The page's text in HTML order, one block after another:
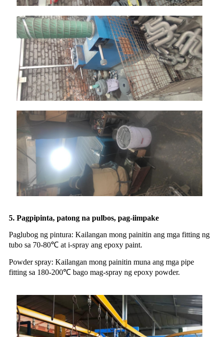
5. Pagpipinta, patong na pulbos, pag-iimpake
Paglubog ng pintura: Kailangan mong painitin ang mga fitting ng
tubo sa 70-80℃ at i-spray ang epoxy paint.
Powder spray: Kailangan mong painitin muna ang mga pipe
fitting sa 180-200℃ bago mag-spray ng epoxy powder.